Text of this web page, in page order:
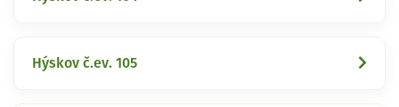
Hýskov č.ev. 105